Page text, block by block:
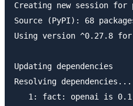
Creating new session for
Source (PyPI): 68
Using version ^0.27.8 for
Updating dependencies
Resolving dependencies...
1: fact: openai is